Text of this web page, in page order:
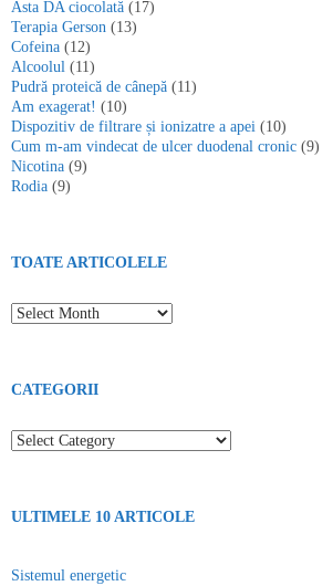
Asta DA ciocolată (17)
Terapia Gerson (13)
Cofeina (12)
Alcoolul (11)
Pudră proteică de cânepă (11)
Am exagerat! (10)
Dispozitiv de filtrare și ionizatre a apei (10)
Cum m-am vindecat de ulcer duodenal cronic (9)
Nicotina (9)
Rodia (9)
TOATE ARTICOLELE
Toate articolele
CATEGORII
Categorii
ULTIMELE 10 ARTICOLE
Sistemul energetic